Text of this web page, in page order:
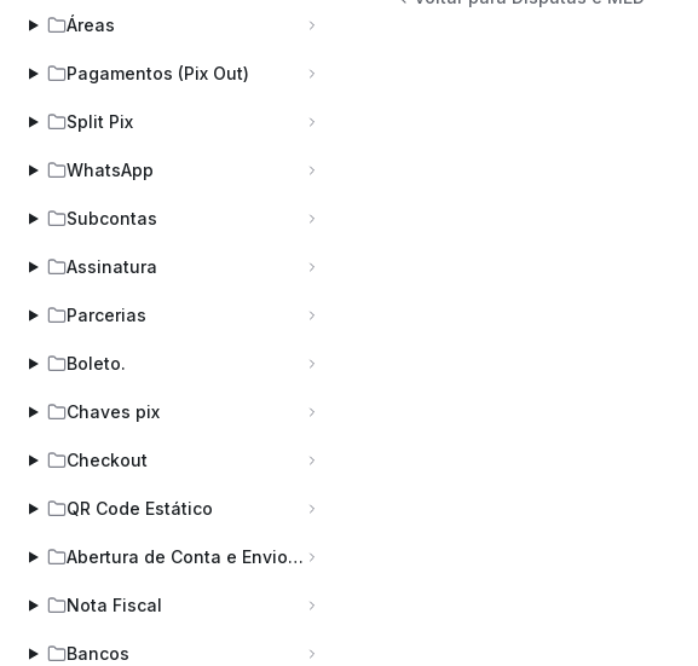
Áreas
Pagamentos (Pix Out)
Split Pix
WhatsApp
Subcontas
Assinatura
Parcerias
Boleto.
Chaves pix
Checkout
QR Code Estático
Abertura de Conta e Envio de Documentos: Prazos, Regras e Checklist
Nota Fiscal
Bancos